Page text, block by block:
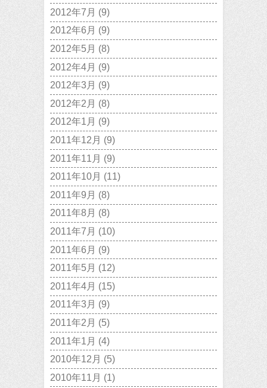
2012年7月 (9)
2012年6月 (9)
2012年5月 (8)
2012年4月 (9)
2012年3月 (9)
2012年2月 (8)
2012年1月 (9)
2011年12月 (9)
2011年11月 (9)
2011年10月 (11)
2011年9月 (8)
2011年8月 (8)
2011年7月 (10)
2011年6月 (9)
2011年5月 (12)
2011年4月 (15)
2011年3月 (9)
2011年2月 (5)
2011年1月 (4)
2010年12月 (5)
2010年11月 (1)